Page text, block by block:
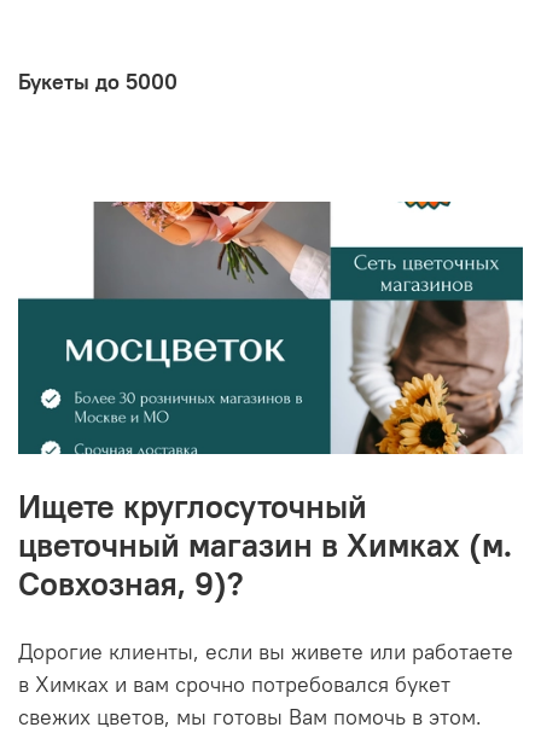
Букеты до 5000
Ищете круглосуточный
цветочный магазин в Химках (м.
Совхозная, 9)?
Дорогие клиенты, если вы живете или работаете
в Химках и вам срочно потребовался букет
свежих цветов, мы готовы Вам помочь в этом.